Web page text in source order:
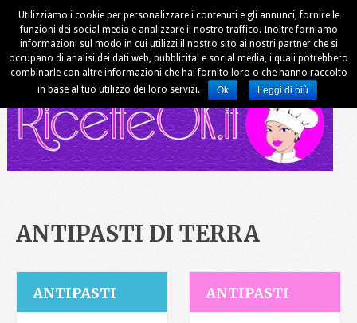
ANTIPASTI DI TERRA
ANTIPASTI ANTIPASTI
Utilizziamo i cookie per personalizzare i contenuti e gli annunci, fornire le
funzioni dei social media e analizzare il nostro traffico. Inoltre forniamo
informazioni sul modo in cui utilizzi il nostro sito ai nostri partner che si
occupano di analisi dei dati web, pubblicita' e social media, i quali potrebbero
combinarle con altre informazioni che hai fornito loro o che hanno raccolto
in base al tuo utilizzo dei loro servizi.
Ok Leggi di più